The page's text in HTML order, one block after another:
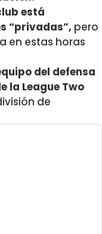
está
“privadas”, pero
en estas horas
del defensa
la League Two
de